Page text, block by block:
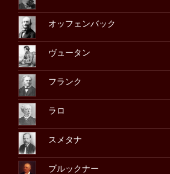
オッフェンバック
ヴュータン
フランク
ラロ
スメタナ
ブルックナー